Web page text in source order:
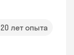
20 лет опыта